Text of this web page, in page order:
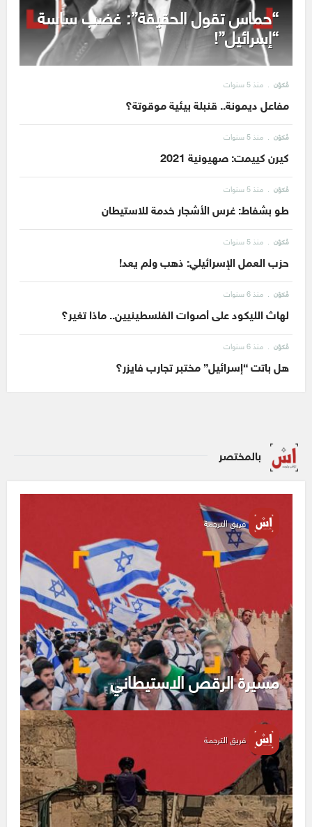
“حماس تقول الحقيقة”: غضب ساسة
“إسرائيل”!
مُكوّن منذ 5 سنوات
مفاعل ديمونة.. قنبلة بيئية موقوتة؟
مُكوّن منذ 5 سنوات
كيرن كييمت: صهيونية 2021
مُكوّن منذ 5 سنوات
طو بشفاط: غرس الأشجار خدمة للاستيطان
مُكوّن منذ 5 سنوات
حزب العمل الإسرائيلي: ذهب ولم يعد!
مُكوّن منذ 6 سنوات
لهاث الليكود على أصوات الفلسطينيين.. ماذا تغير؟
مُكوّن منذ 6 سنوات
هل باتت “إسرائيل” مختبر تجارب فايزر؟
بالمختصر
فريق الترجمة
مسيرة الرقص الاستيطاني
فريق الترجمة